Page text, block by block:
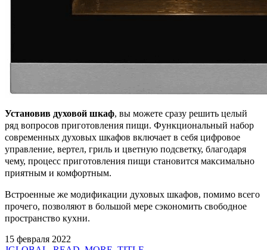
Установив духовой шкаф, вы можете сразу решить целый
ряд вопросов приготовления пищи. Функциональный набор
современных духовых шкафов включает в себя цифровое
управление, вертел, гриль и цветную подсветку, благодаря
чему, процесс приготовления пищи становится максимально
приятным и комфортным.
Встроенные же модификации духовых шкафов, помимо всего
прочего, позволяют в большой мере сэкономить свободное
пространство кухни.
15 февраля 2022